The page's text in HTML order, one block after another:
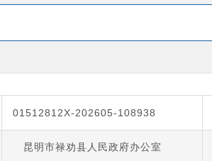
01512812X-202605-108938
昆明市禄劝县人民政府办公室